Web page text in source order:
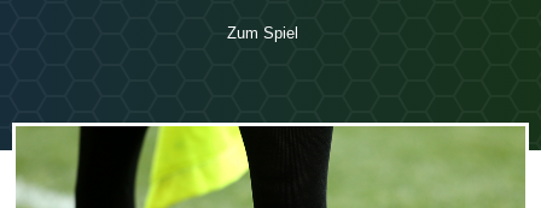
Zum Spiel